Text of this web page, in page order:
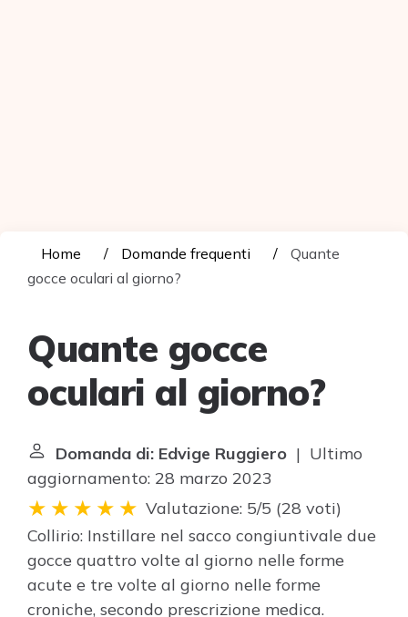
Home Domande frequenti
Quante
gocce oculari al giorno?
Quante gocce
oculari al giorno?
Domanda di: Edvige Ruggiero | Ultimo
aggiornamento: 28 marzo 2023
Valutazione: 5/5 (28 voti)
Collirio: Instillare nel sacco congiuntivale due
gocce quattro volte al giorno nelle forme
acute e tre volte al giorno nelle forme
croniche, secondo prescrizione medica.